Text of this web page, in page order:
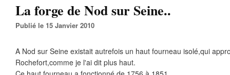
La forge de Nod sur Seine..
Publié le 15 Janvier 2010
A Nod sur Seine existait autrefois un haut fourneau isolé,qui
Rochefort,comme je l'ai dit plus haut.